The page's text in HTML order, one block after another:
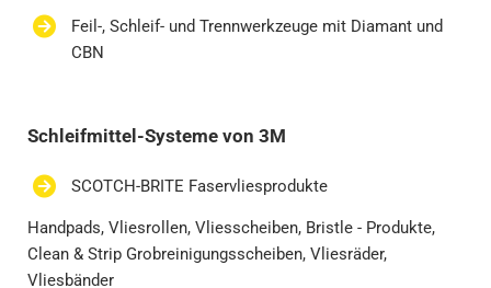
Feil-, Schleif- und Trennwerkzeuge mit Diamant und
CBN
Schleifmittel-Systeme von 3M
SCOTCH-BRITE Faservliesprodukte
Handpads, Vliesrollen, Vliesscheiben, Bristle - Produkte,
Clean & Strip Grobreinigungsscheiben, Vliesräder,
Vliesbänder